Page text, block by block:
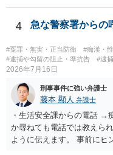
と言い逃れはかなり厳しい
4 急な警察署からの
#冤罪・無実・正当防衛 #痴漢・
#逮捕や勾留の阻止・準抗告
#逮
2026年7月16日
刑事事件に強い弁護士
藤本 顯人 弁護士
・生活安全課からの電話 →
か尋ねても電話では教えら
ように伝えます。 事前にヒ